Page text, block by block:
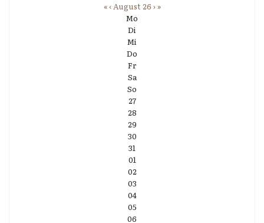
«‹August 26 ›»
Mo
Di
Mi
Do
Fr
Sa
So
27
28
29
30
31
01
02
03
04
05
06